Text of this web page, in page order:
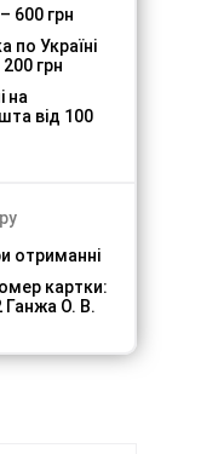
600 грн
по Україні
грн
на
від 100
отриманні
картки:
Ганжа О. В.